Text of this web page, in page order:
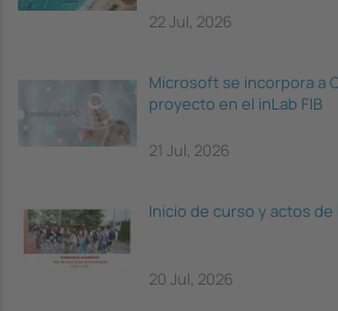
22 Jul, 2026
Microsoft se incorpora a
proyecto en el inLab FIB
21 Jul, 2026
Inicio de curso y actos
20 Jul, 2026